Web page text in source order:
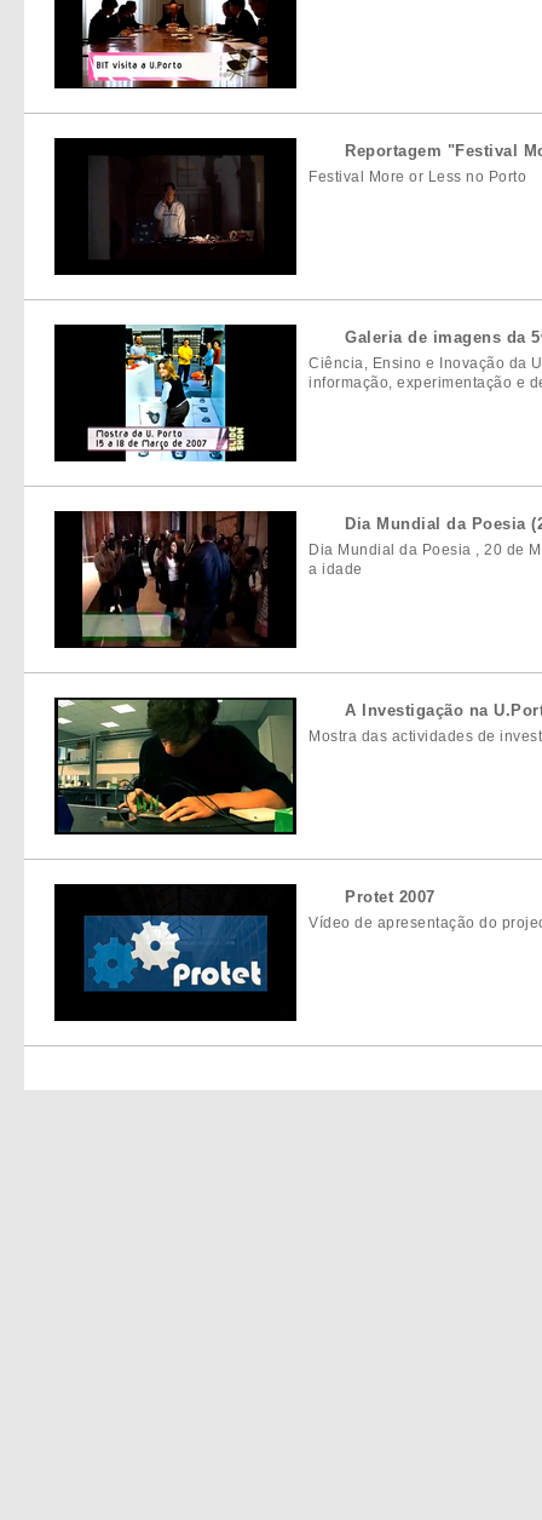
Reportagem "Festival
Festival More or Less no Porto
Galeria de imagens da
Ciência, Ensino e Inovação da
informação, experimentação e
Dia Mundial da Poesia
Dia Mundial da Poesia , 20 de
a idade
A Investigação na
Mostra das actividades de
Protet 2007
Vídeo de apresentação do